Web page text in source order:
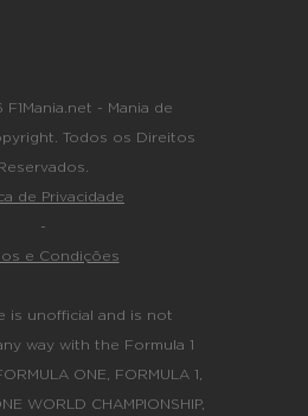
- Mania de
Todos os Direitos
de Privacidade
-
e Condições
is unofficial and is not
way with the Formula 1
ONE, FORMULA 1,
WORLD CHAMPIONSHIP,